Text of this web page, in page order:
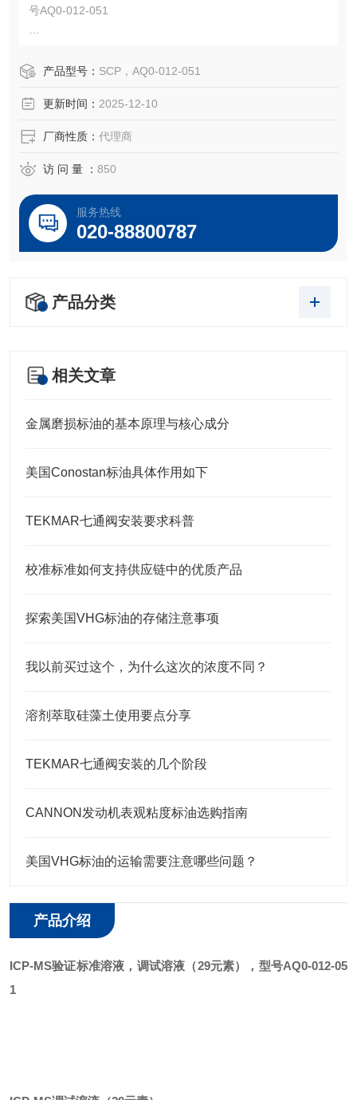
号AQ0-012-051
型号：AQ0-012-051
Ag,Al,As,Ba,Be,Bi,Ca,Cd,Co,Cr,Cs,Cu,Fe,Ga,Hg,In,K,Li,Mg,
Mn,Na,Ni,Pb,Rb,Se,Sr,Tl,U,V;
规格：125ml
产品型号： SCP，AQ0-012-051
更新时间： 2025-12-10
厂商性质： 代理商
访 问 量 ： 850
服务热线
020-88800787
产品分类
相关文章
金属磨损标油的基本原理与核心成分
美国Conostan标油具体作用如下
TEKMAR七通阀安装要求科普
校准标准如何支持供应链中的优质产品
探索美国VHG标油的存储注意事项
我以前买过这个，为什么这次的浓度不同？
溶剂萃取硅藻土使用要点分享
TEKMAR七通阀安装的几个阶段
CANNON发动机表观粘度标油选购指南
美国VHG标油的运输需要注意哪些问题？
产品介绍
ICP-MS验证标准溶液 ，调试溶液 （29元素） ，型号AQ0-012-05
1